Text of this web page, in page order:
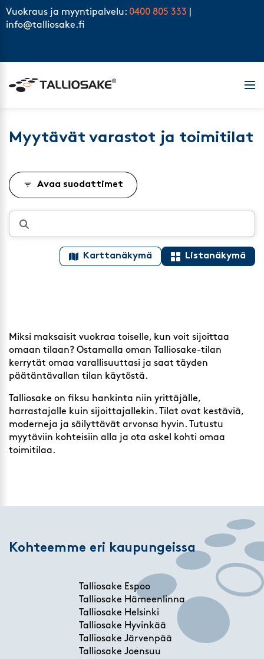
Skip to content
Vuokraus ja myyntipalvelu: 0400 805 333
info@talliosake.fi
Myytävät varastot ja toimitilat
Avaa suodattimet
Karttanäkymä Listanäkymä
Miksi maksaisit vuokraa toiselle, kun voit sijoittaa
omaan tilaan? Ostamalla oman Talliosake-tilan
kerrytät omaa varallisuuttasi ja saat täyden
päätäntävallan tilan käytöstä.
Talliosake on fiksu hankinta niin yrittäjälle,
harrastajalle kuin sijoittajallekin. Tilat ovat kestäviä,
moderneja ja säilyttävät arvonsa hyvin. Tutustu
myytäviin kohteisiin alla ja ota askel kohti omaa
toimitilaa.
Kohteemme eri kaupungeissa
Talliosake Espoo
Talliosake Hämeenlinna
Talliosake Helsinki
Talliosake Hyvinkää
Talliosake Järvenpää
Talliosake Joensuu